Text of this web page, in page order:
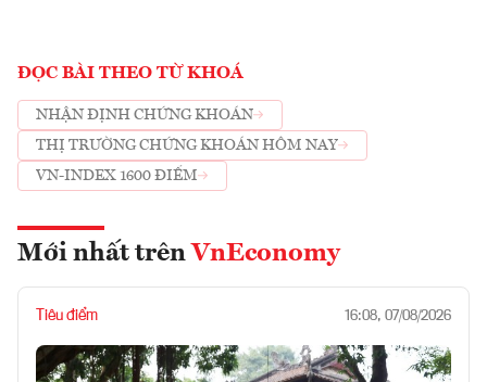
ĐỌC BÀI THEO TỪ KHOÁ
NHẬN ĐỊNH CHỨNG KHOÁN
THỊ TRƯỜNG CHỨNG KHOÁN HÔM NAY
VN-INDEX 1600 ĐIỂM
Mới nhất trên VnEconomy
Tiêu điểm 16:08, 07/08/2026